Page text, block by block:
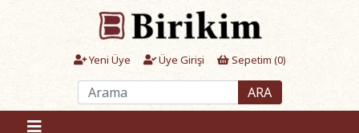
Yeni Üye Üye Girişi Sepetim (0)
ARA